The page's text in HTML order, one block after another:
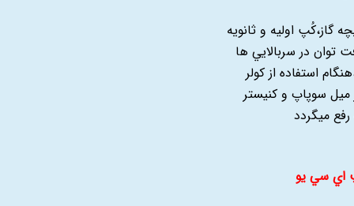
گاز،کُپ اوليه و ثانويه
توان در سربالايي ها
استفاده از کولر
سوپاپ و کنيستر
ميگردد
اي سي يو